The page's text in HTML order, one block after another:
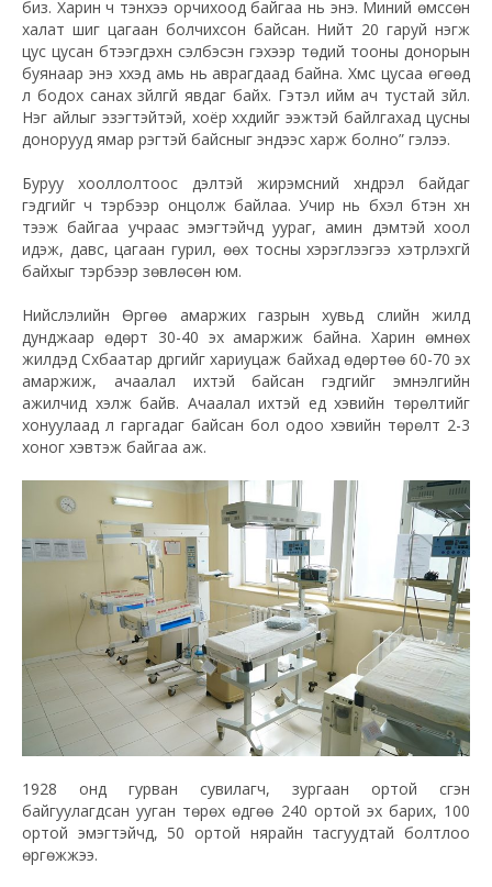
биз. Харин ч тэнхээ орчихоод байгаа нь энэ. Миний өмссөн
халат шиг цагаан болчихсон байсан. Нийт 20 гаруй нэгж
цус цусан бүтээгдэхүүн сэлбэсэн гэхээр төдий тооны донорын
буянаар энэ хүүхэд амь нь аврагдаад байна. Хүмүүс цусаа өгөөд
л бодох санах зүйлгүй явдаг байх. Гэтэл ийм ач тустай зүйл.
Нэг айлыг эзэгтэйтэй, хоёр хүүхдийг ээжтэй байлгахад цусны
донорууд ямар үүрэгтэй байсныг эндээс харж болно” гэлээ.
Буруу хооллолтоос үүдэлтэй жирэмсний хүндрэл байдаг
гэдгийг ч тэрбээр онцолж байлаа. Учир нь бүхэл бүтэн хүн
тээж байгаа учраас эмэгтэйчүүд уураг, амин дэмтэй хоол
идэж, давс, цагаан гурил, өөх тосны хэрэглээгээ хэтрүүлэхгүй
байхыг тэрбээр зөвлөсөн юм.
Нийслэлийн Өргөө амаржих газрын хувьд сүүлийн жилд
дунджаар өдөрт 30-40 эх амаржиж байна. Харин өмнөх
жилүүдэд Сүхбаатар дүүргийг хариуцаж байхад өдөртөө 60-70 эх
амаржиж, ачаалал ихтэй байсан гэдгийг эмнэлгийн
ажилчид хэлж байв. Ачаалал ихтэй үед хэвийн төрөлтийг
хонуулаад л гаргадаг байсан бол одоо хэвийн төрөлт 2-3
хоног хэвтэж байгаа аж.
1928 онд гурван сувилагч, зургаан ортой үүсгэн
байгуулагдсан ууган төрөх өдгөө 240 ортой эх барих, 100
ортой эмэгтэйчүүд, 50 ортой нярайн тасгуудтай болтлоо
өргөжжээ.